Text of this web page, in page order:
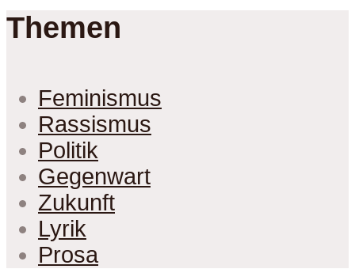
Themen
Feminismus
Rassismus
Politik
Gegenwart
Zukunft
Lyrik
Prosa